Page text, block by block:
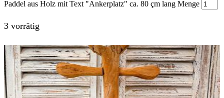
Paddel aus Holz mit Text "Ankerplatz" ca. 80 çm lang Menge
3 vorrätig